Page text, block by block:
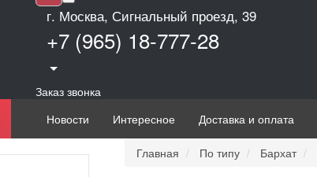
г. Москва, Сигнальный проезд, 39
+7 (965) 18-777-28
Заказ звонка
Новости Интересное Доставка и оплата
Главная По типу Бархат